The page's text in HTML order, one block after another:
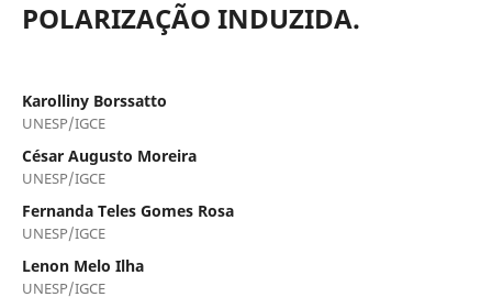
POLARIZAÇÃO INDUZIDA.
Karolliny Borssatto
UNESP/IGCE
César Augusto Moreira
UNESP/IGCE
Fernanda Teles Gomes Rosa
UNESP/IGCE
Lenon Melo Ilha
UNESP/IGCE